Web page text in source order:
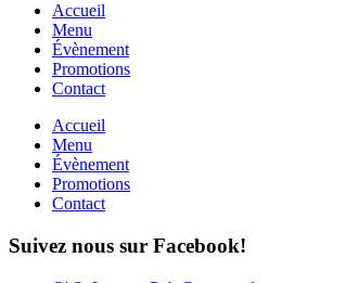
Accueil
Menu
Évènement
Promotions
Contact
Accueil
Menu
Évènement
Promotions
Contact
Suivez nous sur Facebook!